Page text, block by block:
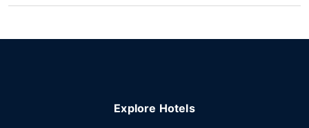
Explore Hotels